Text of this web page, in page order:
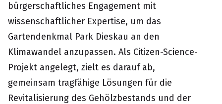
bürgerschaftliches Engagement mit
wissenschaftlicher Expertise, um das
Gartendenkmal Park Dieskau an den
Klimawandel anzupassen. Als Citizen-Science-
Projekt angelegt, zielt es darauf ab,
gemeinsam tragfähige Lösungen für die
Revitalisierung des Gehölzbestands und der